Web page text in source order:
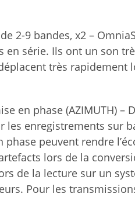
2-9 bandes, x2 –
série. Ils ont un son
très rapidement
en phase (AZIMUTH) –
les enregistrements sur
peuvent rendre
lors de la
de la lecture sur un
Pour les